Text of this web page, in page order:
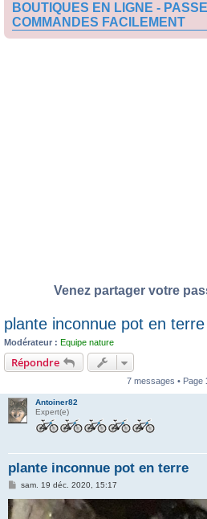
BOUTIQUES EN LIGNE -
COMMANDES FACILEMENT
Venez partager votre
plante inconnue pot en terre
Modérateur : Equipe nature
Répondre
7 messages • Page
Antoiner82
Expert(e)
plante inconnue pot en terre
Msam. 19 déc. 2020, 15:17